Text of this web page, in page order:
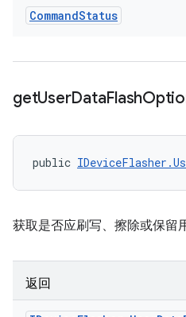
CommandStatus
getUserDataFlash
public
获取是否应刷写、擦除或保留
返回